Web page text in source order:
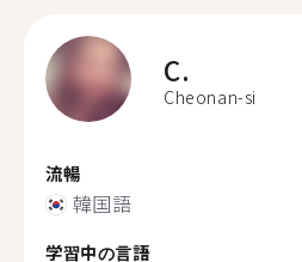
C.
Cheonan-si
流暢
韓国語
学習中の言語